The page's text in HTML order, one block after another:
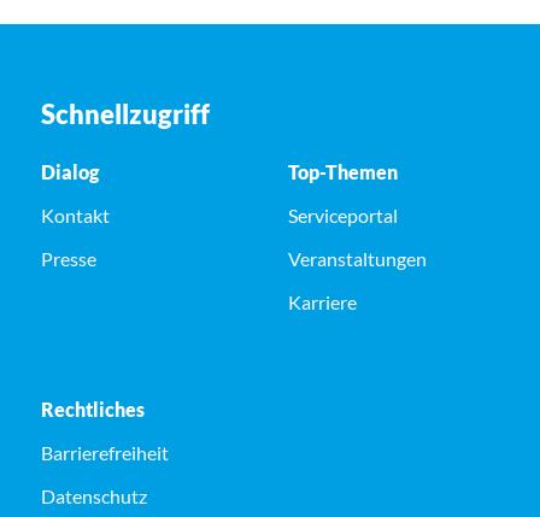
Schnellzugriff
Dialog
Kontakt
Presse
Top-Themen
Serviceportal
Veranstaltungen
Karriere
Rechtliches
Barrierefreiheit
Datenschutz